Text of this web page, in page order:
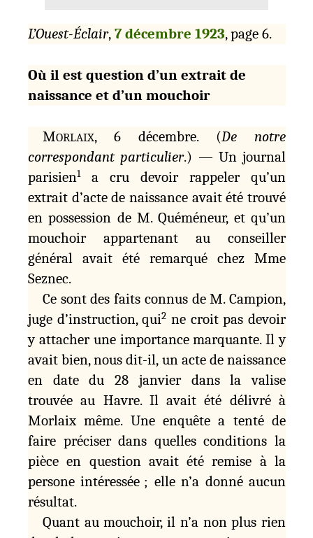
L’Ouest-Éclair, 7 décembre 1923, page 6.
Où il est question d’un extrait de
naissance et d’un mouchoir
MORLAIX, 6 décembre. (De notre
correspondant particulier.) — Un journal
parisien1
a cru devoir rappeler qu’un
extrait d’acte de naissance avait été trouvé
en possession de M. Quéméneur, et qu’un
mouchoir appartenant au conseiller
général avait été remarqué chez Mme
Seznec.
Ce sont des faits connus de M. Campion,
juge d’instruction, qui2 ne croit pas devoir
y attacher une importance marquante. Il y
avait bien, nous dit-il, un acte de naissance
en date du 28 janvier dans la valise
trouvée au Havre. Il avait été délivré à
Morlaix même. Une enquête a tenté de
faire préciser dans quelles conditions la
pièce en question avait été remise à la
persone intéressée ; elle n’a donné aucun
résultat.
Quant au mouchoir, il n’a non plus rien